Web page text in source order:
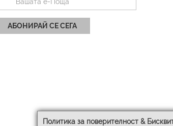
Политика за поверителност &
АБОНИРАЙ СЕ СЕГА